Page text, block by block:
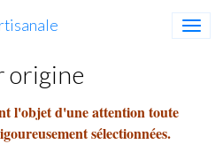
origine
l'objet d'une attention toute
sélectionnées.